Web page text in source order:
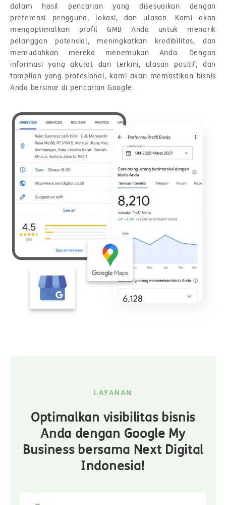
dalam hasil pencarian yang disesuaikan dengan
preferensi pengguna, lokasi, dan ulasan. Kami akan
mengoptimalkan profil GMB Anda untuk menarik
pelanggan potensial, meningkatkan kredibilitas, dan
memudahkan mereka menemukan Anda. Dengan
informasi yang akurat dan terkini, ulasan positif, dan
tampilan yang profesional, kami akan memastikan bisnis
Anda bersinar di pencarian Google.
LAYANAN
Optimalkan visibilitas bisnis
Anda dengan Google My
Business bersama Next Digital
Indonesia!